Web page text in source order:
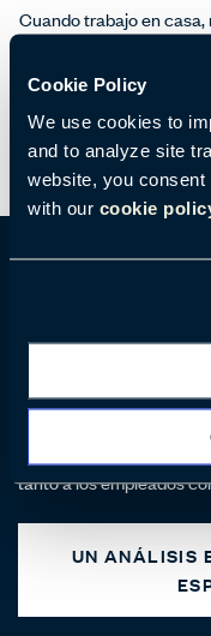
Cookie Policy
We use cookies to
and to analyze site
website, you
with our cookie
Cuando trabajo en
árboles, flores y cielo.
Patricia Urquiola nos
acogedora mediante
materiales. Estamos
tanto a los empleados
UN ANÁLISIS